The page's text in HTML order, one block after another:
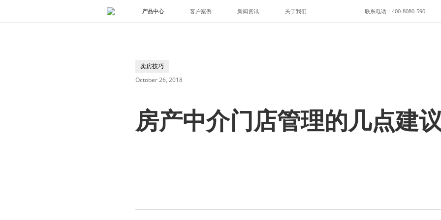
产品中心 客户案例 新闻资讯 关于我们 联系电话：400-8080-590
卖房技巧
October 26, 2018
房产中介门店管理的几点建